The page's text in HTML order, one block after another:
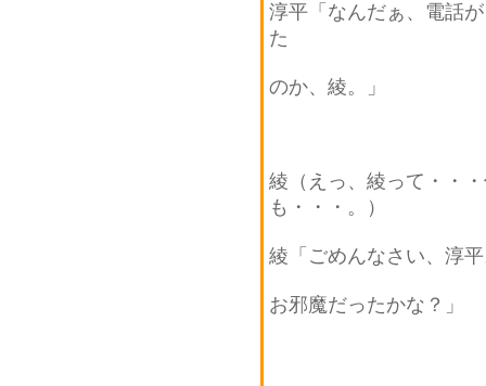
淳平「なんだぁ、電話
た
のか、綾。」
綾（えっ、綾って・・
も・・・。）
綾「ごめんなさい、淳
お邪魔だったかな？」